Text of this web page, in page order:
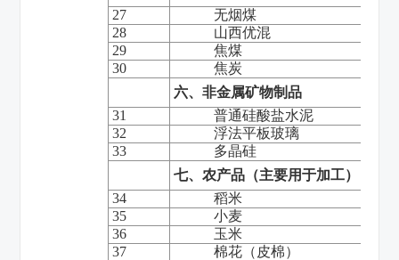
27
无烟煤
28
山西优混
29
焦煤
30
焦炭
六、非金属矿物制品
31
普通硅酸盐水泥
32
浮法平板玻璃
33
多晶硅
七、农产品（主要用于加工）
34
稻米
35
小麦
36
玉米
37
棉花（皮棉）